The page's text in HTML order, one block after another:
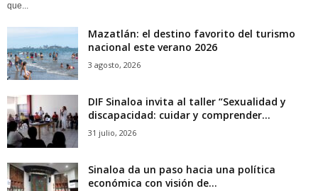
que...
Mazatlán: el destino favorito del turismo
nacional este verano 2026
3 agosto, 2026
DIF Sinaloa invita al taller “Sexualidad y
discapacidad: cuidar y comprender...
31 julio, 2026
Sinaloa da un paso hacia una política
económica con visión de...